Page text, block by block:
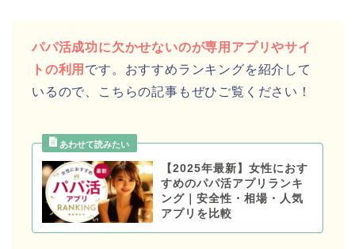
パパ活成功に欠かせないのが専用アプリやサイ
トの利用 です。おすすめランキングを紹介して
いるので、こちらの記事もぜひご覧ください！
【2025年最新】女性におす
すめのパパ活アプリランキ
ング｜安全性・相場・人気
アプリを比較